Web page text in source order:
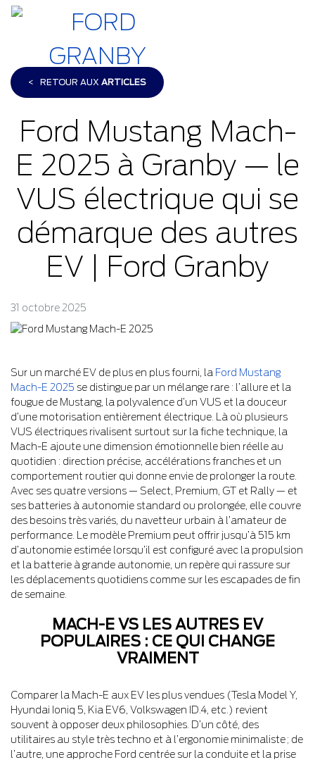
< RETOUR AUX ARTICLES
Ford Mustang Mach-
E 2025 à Granby — le
VUS électrique qui se
démarque des autres
EV | Ford Granby
31 octobre 2025
Sur un marché EV de plus en plus fourni, la Ford Mustang
Mach-E 2025 se distingue par un mélange rare : l’allure et la
fougue de Mustang, la polyvalence d’un VUS et la douceur
d’une motorisation entièrement électrique. Là où plusieurs
VUS électriques rivalisent surtout sur la fiche technique, la
Mach-E ajoute une dimension émotionnelle bien réelle au
quotidien : direction précise, accélérations franches et un
comportement routier qui donne envie de prolonger la route.
Avec ses quatre versions — Select, Premium, GT et Rally — et
ses batteries à autonomie standard ou prolongée, elle couvre
des besoins très variés, du navetteur urbain à l’amateur de
performance. Le modèle Premium peut offrir jusqu’à 515 km
d’autonomie estimée lorsqu’il est configuré avec la propulsion
et la batterie à grande autonomie, un repère qui rassure sur
les déplacements quotidiens comme sur les escapades de fin
de semaine.
MACH-E VS LES AUTRES EV
POPULAIRES : CE QUI CHANGE
VRAIMENT
Comparer la Mach-E aux EV les plus vendues (Tesla Model Y,
Hyundai Ioniq 5, Kia EV6, Volkswagen ID.4, etc.) revient
souvent à opposer deux philosophies. D’un côté, des
utilitaires au style très techno et à l’ergonomie minimaliste ; de
l’autre, une approche Ford centrée sur la conduite et la prise